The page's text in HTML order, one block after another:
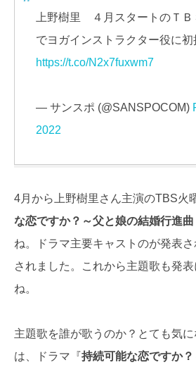
上野樹里 ４月スタートのＴＢ
でヨガインストラクター役に初
https://t.co/N2x7fuxwm7
— サンスポ (@SANSPOCOM)
2022
4月から上野樹里さん主演のTBS火
な恋ですか？～父と娘の結婚行進曲
ね。ドラマ主要キャストのが発表
されました。これから主題歌も発
ね。
主題歌を誰が歌うのか？とても気
は、ドラマ『持続可能な恋ですか